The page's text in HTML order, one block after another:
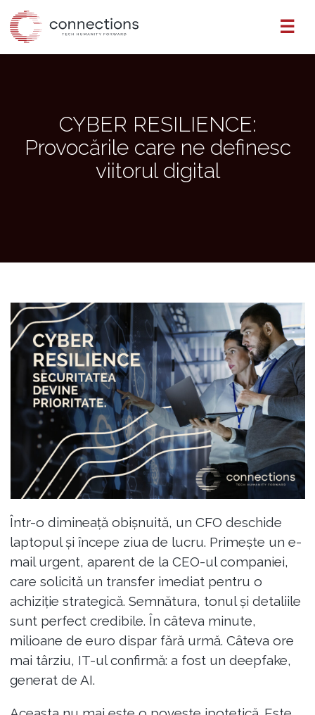
Skip
to
☰
CYBER RESILIENCE:
Provocările care ne definesc
viitorul digital
Într-o dimineață obișnuită, un CFO deschide
laptopul și începe ziua de lucru. Primește un e-
mail urgent, aparent de la CEO-ul companiei,
care solicită un transfer imediat pentru o
achiziție strategică. Semnătura, tonul și detaliile
sunt perfect credibile. În câteva minute,
milioane de euro dispar fără urmă. Câteva ore
mai târziu, IT-ul confirmă: a fost un deepfake,
generat de AI.